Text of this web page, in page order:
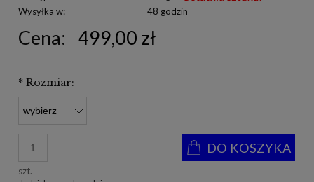
Wysyłka w:
48 godzin
Cena: 499,00 zł
* Rozmiar:
szt.
DO KOSZYKA